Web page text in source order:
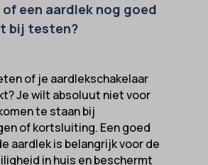
een aardlek nog goed
bij testen?
of je aardlekschakelaar
Je wilt absoluut niet voor
te staan bij
of kortsluiting. Een goed
aardlek is belangrijk voor de
in huis en beschermt